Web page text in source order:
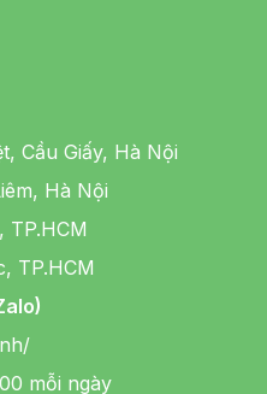
Cầu Giấy, Hà Nội
Hà Nội
TP.HCM
TP.HCM
mỗi ngày